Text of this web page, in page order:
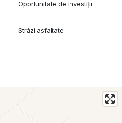
Oportunitate de investiții
Străzi asfaltate